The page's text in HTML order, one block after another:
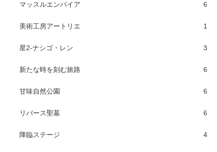
マッスルエンパイア 6
美術工房アートリエ 1
星2-ナシゴ・レン 3
新たな時を刻む旅路 6
甘味自然公園 6
リバース聖墓 6
降臨ステージ 4